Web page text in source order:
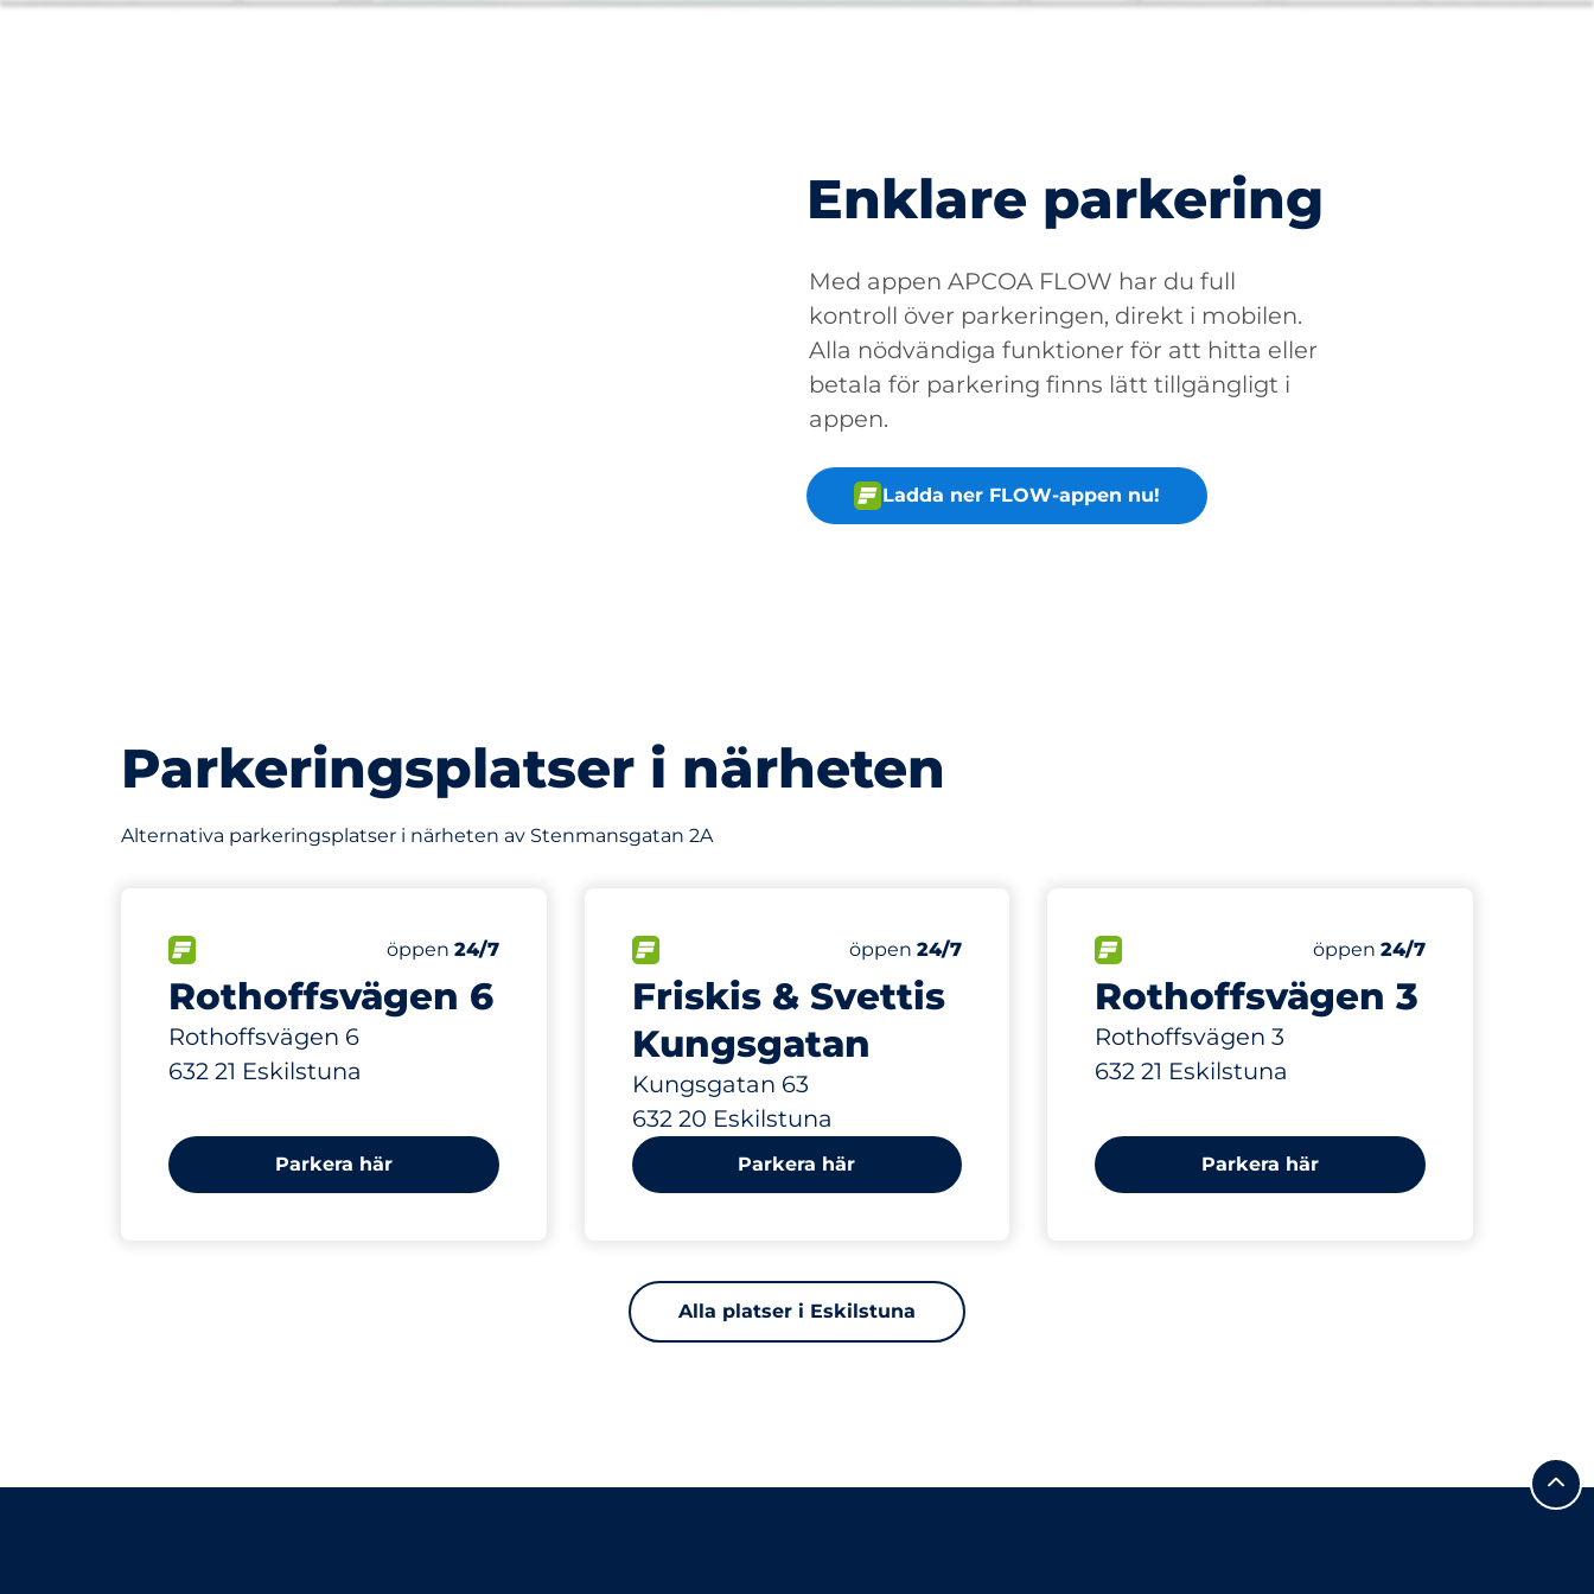
Enklare parkering
Med appen APCOA FLOW har du full
kontroll över parkeringen, direkt i mobilen.
Alla nödvändiga funktioner för att hitta eller
betala för parkering finns lätt tillgängligt i
appen.
Ladda ner FLOW-appen nu!
Parkeringsplatser i närheten
Alternativa parkeringsplatser i närheten av Stenmansgatan 2A
Rothoffsvägen 6
Rothoffsvägen 6
632 21 Eskilstuna
Antal parkeringsplatser:
Totalt antal platser
Lördag
öppen 24/7
175 m
Parkera här
Friskis & Svettis
Kungsgatan
Kungsgatan 63
632 20 Eskilstuna
Antal parkeringsplatser:
Totalt antal platser
Lördag
öppen24/7
275 m
Parkera här
Rothoffsvägen 3
Rothoffsvägen 3
632 21 Eskilstuna
Antal parkeringsplatser:
Totalt antal platser
Lördag
öppen 24/7
348 m
Parkera här
Alla platser i Eskilstuna